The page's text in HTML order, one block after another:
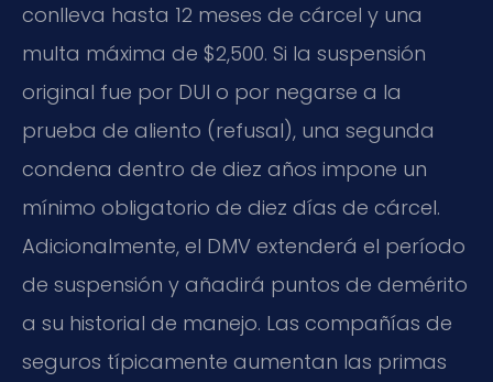
conlleva hasta 12 meses de cárcel y una
multa máxima de $2,500. Si la suspensión
original fue por DUI o por negarse a la
prueba de aliento (refusal), una segunda
condena dentro de diez años impone un
mínimo obligatorio de diez días de cárcel.
Adicionalmente, el DMV extenderá el período
de suspensión y añadirá puntos de demérito
a su historial de manejo. Las compañías de
seguros típicamente aumentan las primas